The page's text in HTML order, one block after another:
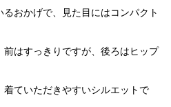
おかげで、見た目にはコンパクト
はすっきりですが、後ろはヒップ
ていただきやすいシルエットで